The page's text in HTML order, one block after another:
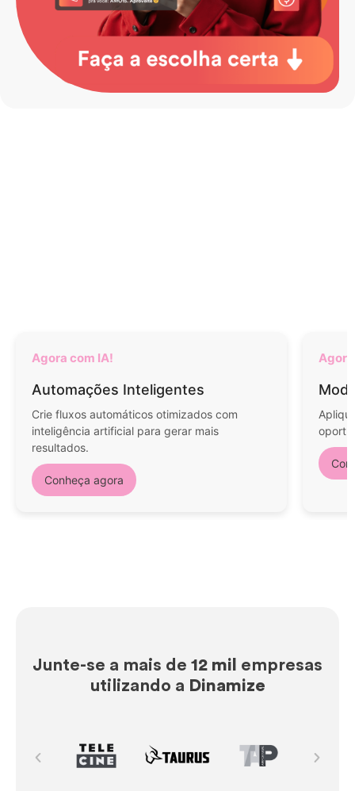
Agora com IA!
Automações Inteligentes
Crie fluxos automáticos otimizados com
inteligência artificial para gerar mais
resultados.
Conheça agora
Junte-se a mais de 12 mil empresas
utilizando a Dinamize